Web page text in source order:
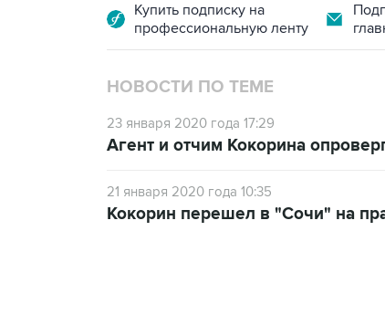
Купить подписку на
профессиональную ленту
НОВОСТИ ПО ТЕМЕ
23 января 2020 года 17:29
Агент и отчим Кокорина
21 января 2020 года 10:35
Кокорин перешел в "Сочи" на